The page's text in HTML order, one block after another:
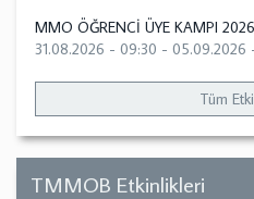
MMO ÖĞRENCİ ÜYE KAMPI 2026
31.08.2026 - 09:30 - 05.09.2026
Tüm
TMMOB Etkinlikleri